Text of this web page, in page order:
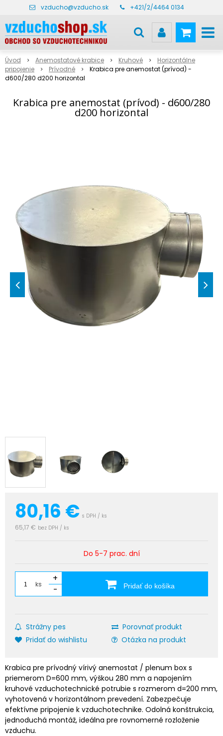
vzducho@vzducho.sk +421/2/4464 0134
Úvod Anemostatové krabice Kruhové
Horizontálne
pripojenie
Prívodné
Krabica pre anemostat (prívod) -
d600/280 d200 horizontal
Krabica pre anemostat (prívod) - d600/280
d200 horizontal
80,16 € s DPH / ks
65,17 € bez DPH / ks
Do 5-7 prac. dní
ks
+
-
Pridať do košíka
Strážny pes
Porovnať produkt
Pridať do wishlistu
Otázka na produkt
Krabica pre prívodný vírivý anemostat / plenum box s
priemerom D=600 mm, výškou 280 mm a napojením
kruhové vzduchotechnické potrubie s rozmerom d=200 mm,
vyhotovená v horizontálnom prevedení. Zabezpečuje
efektívne pripojenie k vzduchotechnike. Odolná konštrukcia,
jednoduchá montáž, ideálna pre rovnomerné rozloženie
vzduchu.